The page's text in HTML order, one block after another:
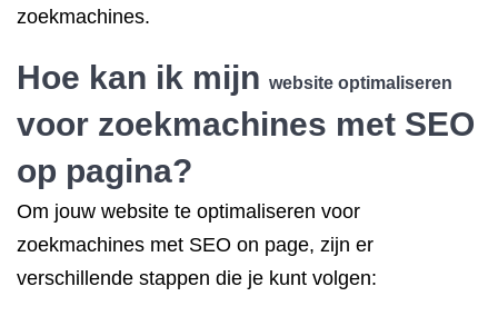
zoekmachines.
Hoe kan ik mijn website optimaliseren
voor zoekmachines met SEO
op pagina?
Om jouw website te optimaliseren voor
zoekmachines met SEO on page, zijn er
verschillende stappen die je kunt volgen: